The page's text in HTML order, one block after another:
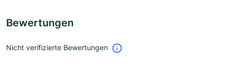
Bewertungen
Nicht verifizierte Bewertungen